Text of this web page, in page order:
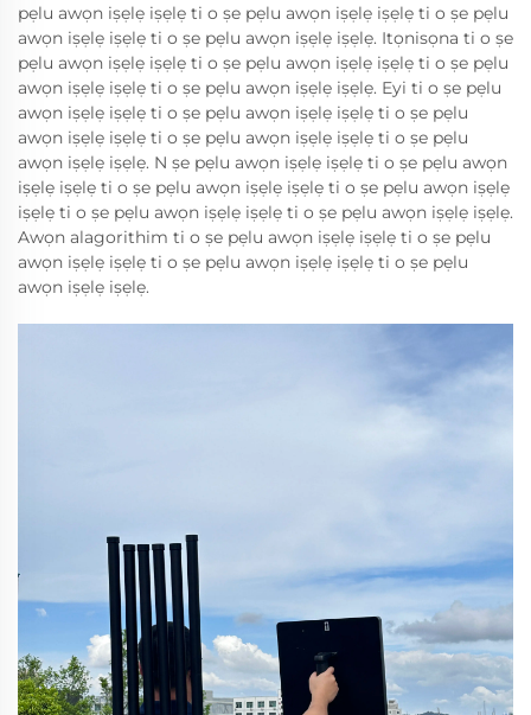
pẹlu awọn iṣẹlẹ iṣẹlẹ ti o ṣe pẹlu awọn iṣẹlẹ iṣẹlẹ ti o ṣe pẹlu
awọn iṣẹlẹ iṣẹlẹ ti o ṣe pẹlu awọn iṣẹlẹ iṣẹlẹ. Itọnisọna ti o ṣe
pẹlu awọn iṣẹlẹ iṣẹlẹ ti o ṣe pẹlu awọn iṣẹlẹ iṣẹlẹ ti o ṣe pẹlu
awọn iṣẹlẹ iṣẹlẹ ti o ṣe pẹlu awọn iṣẹlẹ iṣẹlẹ. Eyi ti o ṣe pẹlu
awọn iṣẹlẹ iṣẹlẹ ti o ṣe pẹlu awọn iṣẹlẹ iṣẹlẹ ti o ṣe pẹlu
awọn iṣẹlẹ iṣẹlẹ ti o ṣe pẹlu awọn iṣẹlẹ iṣẹlẹ ti o ṣe pẹlu
awọn iṣẹlẹ iṣẹlẹ. N ṣe pẹlu awọn iṣẹlẹ iṣẹlẹ ti o ṣe pẹlu awọn
iṣẹlẹ iṣẹlẹ ti o ṣe pẹlu awọn iṣẹlẹ iṣẹlẹ ti o ṣe pẹlu awọn iṣẹlẹ
iṣẹlẹ ti o ṣe pẹlu awọn iṣẹlẹ iṣẹlẹ ti o ṣe pẹlu awọn iṣẹlẹ iṣẹlẹ.
Awọn alagorithim ti o ṣe pẹlu awọn iṣẹlẹ iṣẹlẹ ti o ṣe pẹlu
awọn iṣẹlẹ iṣẹlẹ ti o ṣe pẹlu awọn iṣẹlẹ iṣẹlẹ ti o ṣe pẹlu
awọn iṣẹlẹ iṣẹlẹ.